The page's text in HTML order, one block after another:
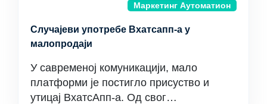
Маркетинг Аутоматион
Случајеви употребе Вхатсапп-а у
малопродаји
У савременој комуникацији, мало
платформи је постигло присуство и
утицај ВхатсАпп-а. Од свог…